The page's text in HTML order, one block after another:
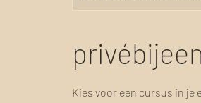
Kies voor een cursus in je